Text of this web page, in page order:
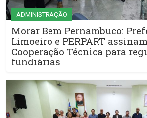
ADMINISTRAÇÃO
Morar Bem Pernambuco:
Limoeiro e PERPART
Cooperação Técnica para
fundiárias